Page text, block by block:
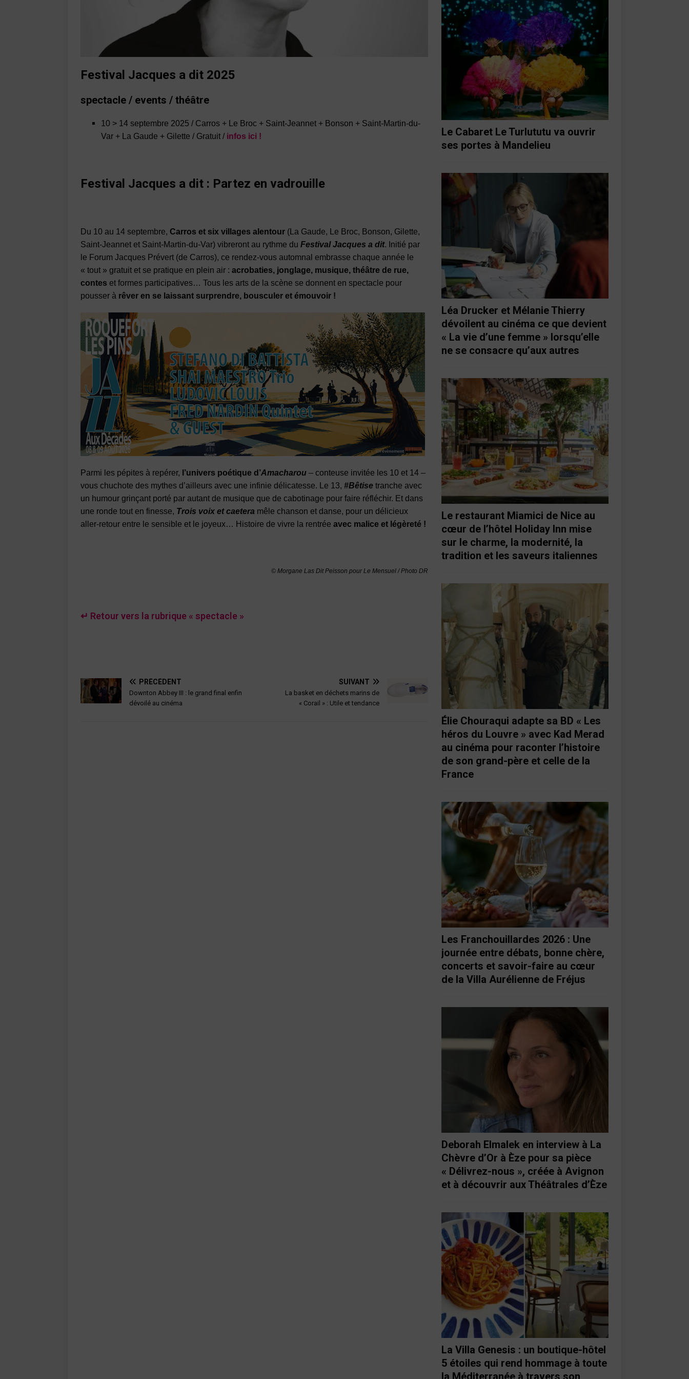
Festival Jacques a dit 2025
spectacle / events / théâtre
10 > 14 septembre 2025 / Carros + Le Broc + Saint-Jeannet + Bonson + Saint-Martin-du-
Var + La Gaude + Gilette / Gratuit / infos ici !
Festival Jacques a dit : Partez en vadrouille
Du 10 au 14 septembre, Carros et six villages alentour (La Gaude, Le Broc, Bonson, Gilette,
Saint-Jeannet et Saint-Martin-du-Var) vibreront au rythme du Festival Jacques a dit. Initié par
le Forum Jacques Prévert (de Carros), ce rendez-vous automnal embrasse chaque année le
« tout » gratuit et se pratique en plein air : acrobaties, jonglage, musique, théâtre de rue,
contes et formes participatives… Tous les arts de la scène se donnent en spectacle pour
pousser à rêver en se laissant surprendre, bousculer et émouvoir !
Parmi les pépites à repérer, l’univers poétique d’Amacharou – conteuse invitée les 10 et 14 –
vous chuchote des mythes d’ailleurs avec une infinie délicatesse. Le 13, #Bêtise tranche avec
un humour grinçant porté par autant de musique que de cabotinage pour faire réfléchir. Et dans
une ronde tout en finesse, Trois voix et caetera mêle chanson et danse, pour un délicieux
aller-retour entre le sensible et le joyeux… Histoire de vivre la rentrée avec malice et légèreté !
© Morgane Las Dit Peisson pour Le Mensuel / Photo DR
↵ Retour vers la rubrique « spectacle »
PRÉCÉDENT
Downton Abbey III : le grand final enfin
dévoilé au cinéma
SUIVANT
La basket en déchets marins de
« Corail » : Utile et tendance
Le Cabaret Le Turlututu va ouvrir
ses portes à Mandelieu
Léa Drucker et Mélanie Thierry
dévoilent au cinéma ce que devient
« La vie d’une femme » lorsqu’elle
ne se consacre qu’aux autres
Le restaurant Miamici de Nice au
cœur de l’hôtel Holiday Inn mise
sur le charme, la modernité, la
tradition et les saveurs italiennes
Élie Chouraqui adapte sa BD « Les
héros du Louvre » avec Kad Merad
au cinéma pour raconter l’histoire
de son grand-père et celle de la
France
Les Franchouillardes 2026 : Une
journée entre débats, bonne chère,
concerts et savoir-faire au cœur
de la Villa Aurélienne de Fréjus
Deborah Elmalek en interview à La
Chèvre d’Or à Èze pour sa pièce
« Délivrez-nous », créée à Avignon
et à découvrir aux Théâtrales d’Èze
La Villa Genesis : un boutique-hôtel
5 étoiles qui rend hommage à toute